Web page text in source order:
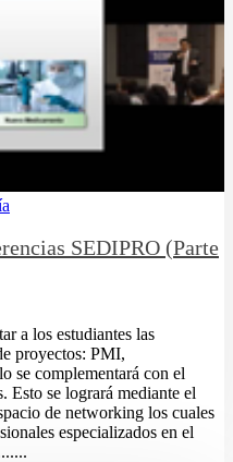
SEDIPRO (Parte
a los estudiantes las
proyectos: PMI,
se complementará con el
Esto se logrará mediante el
de networking los cuales
especializados en el